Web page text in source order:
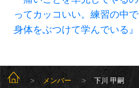
SUNGOLIATH TOP
メンバー 下川 甲嗣
ってカッコいい。練習の中で
身体をぶつけて学んでいる』